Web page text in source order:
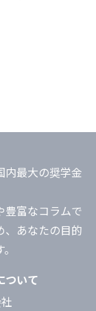
内最大の奨学金
豊富なコラムで
、あなたの目的
ついて